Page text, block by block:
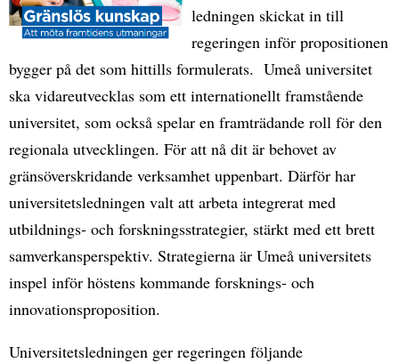
ledningen skickat in till
regeringen inför propositionen
bygger på det som hittills formulerats. Umeå universitet
ska vidareutvecklas som ett internationellt framstående
universitet, som också spelar en framträdande roll för den
regionala utvecklingen. För att nå dit är behovet av
gränsöverskridande verksamhet uppenbart. Därför har
universitetsledningen valt att arbeta integrerat med
utbildnings- och forskningsstrategier, stärkt med ett brett
samverkansperspektiv. Strategierna är Umeå universitets
inspel inför höstens kommande forsknings- och
innovationsproposition.
Universitetsledningen ger regeringen följande